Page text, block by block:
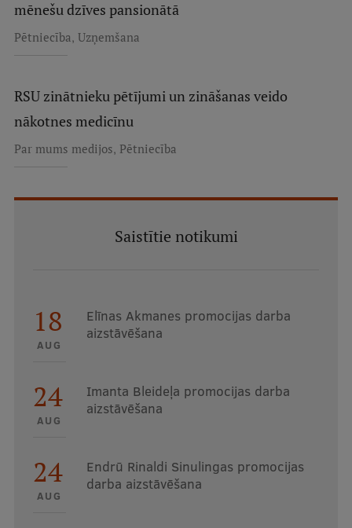
mēnešu dzīves pansionātā
Pētniecība, Uzņemšana
RSU zinātnieku pētījumi un zināšanas veido
nākotnes medicīnu
Par mums medijos, Pētniecība
Saistītie notikumi
18
AUG
Elīnas Akmanes promocijas darba
aizstāvēšana
24
AUG
Imanta Bleideļa promocijas darba
aizstāvēšana
24
AUG
Endrū Rinaldi Sinulingas promocijas
darba aizstāvēšana